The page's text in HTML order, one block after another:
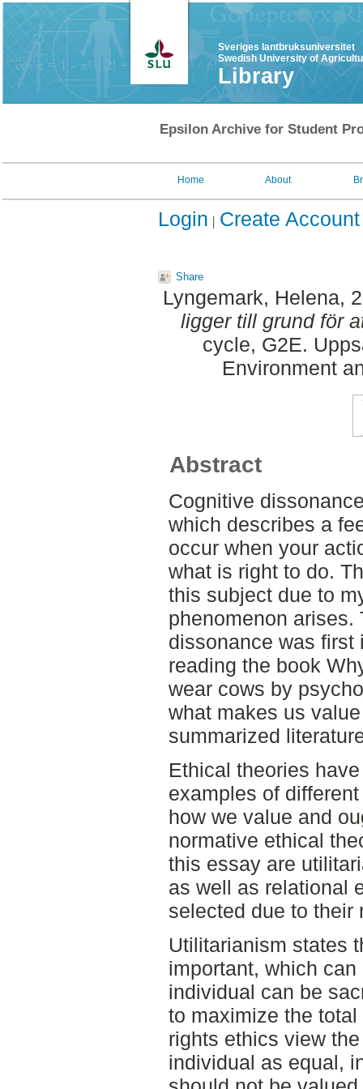
Sveriges lantbruksuniversitet
Swedish University of
Library
Epsilon Archive for Student
Home About
Login Create Account
Share
Lyngemark, Helena,
ligger till grund för
cycle, G2E.
Environment
Abstract
Cognitive
which describes a
occur when your
what is right to do.
this subject due to
phenomenon
dissonance was first
reading the book
wear cows by
what makes us
summarized
Ethical theories
examples of
how we value and
normative ethical
this essay are
as well as relational
selected due to their
Utilitarianism states
important, which
individual can be
to maximize the
rights ethics view
individual as equal,